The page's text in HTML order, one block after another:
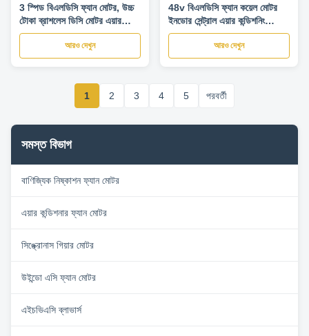
3 স্পিড বিএলডিসি ফ্যান মোটর, উচ্চ
টোকা ব্রাশলেস ডিসি মোটর এয়ার
কন্ডিশনার মোটর
আরও দেখুন
48v বিএলডিসি ফ্যান কয়েল মোটর
ইনডোর সেন্ট্রাল এয়ার কন্ডিশনিং
ইউনিটের জন্য
আরও দেখুন
1 2 3 4 5 পরবর্তী
সমস্ত বিভাগ
বাণিজ্যিক নিষ্কাশন ফ্যান মোটর
এয়ার কন্ডিশনার ফ্যান মোটর
সিঙ্ক্রোনাস গিয়ার মোটর
উইন্ডো এসি ফ্যান মোটর
এইচভিএসি ব্লাভার্স